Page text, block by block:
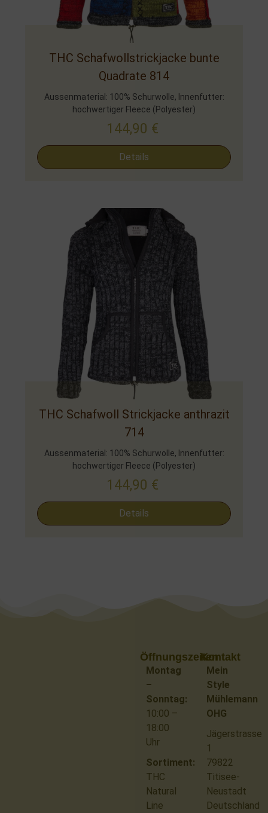
THC Schafwollstrickjacke bunte
Quadrate 814
Aussenmaterial: 100% Schurwolle, Innenfutter:
hochwertiger Fleece (Polyester)
144,90 €
Details
THC Schafwoll Strickjacke anthrazit
714
Aussenmaterial: 100% Schurwolle, Innenfutter:
hochwertiger Fleece (Polyester)
144,90 €
Details
Kontakt
Mein
Style
Mühlemann
OHG
Jägerstrasse
1
79822
Titisee-
Neustadt
Deutschland
Öffnungszeiten
Montag
–
Sonntag:
10:00 –
18:00
Uhr
Sortiment:
THC
Natural
Line